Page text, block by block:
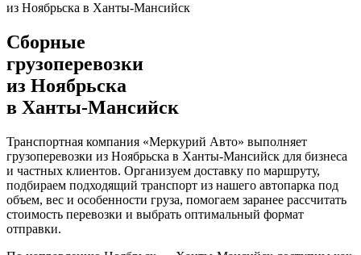
из Ноябрьска в Ханты-Мансийск
Сборные
грузоперевозки
из Ноябрьска
в Ханты-Мансийск
Транспортная компания «Меркурий Авто» выполняет
грузоперевозки из Ноябрьска в Ханты-Мансийск для бизнеса
и частных клиентов. Организуем доставку по маршруту,
подбираем подходящий транспорт из нашего автопарка под
объем, вес и особенности груза, помогаем заранее рассчитать
стоимость перевозки и выбрать оптимальный формат
отправки.